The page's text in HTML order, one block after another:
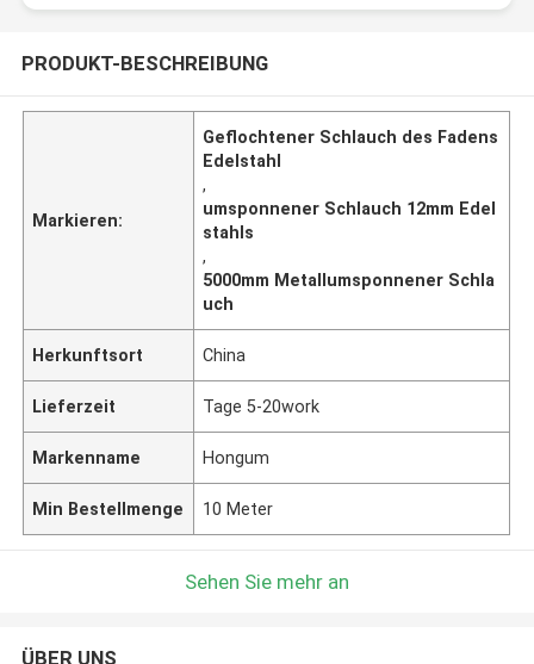
PRODUKT-BESCHREIBUNG
Markieren:
Geflochtener Schlauch des Fadens
Edelstahl
,
umsponnener Schlauch 12mm Edel
stahls
,
5000mm Metallumsponnener Schla
uch
Herkunftsort China
Lieferzeit Tage 5-20work
Markenname Hongum
Min Bestellmenge 10 Meter
Sehen Sie mehr an
ÜBER UNS